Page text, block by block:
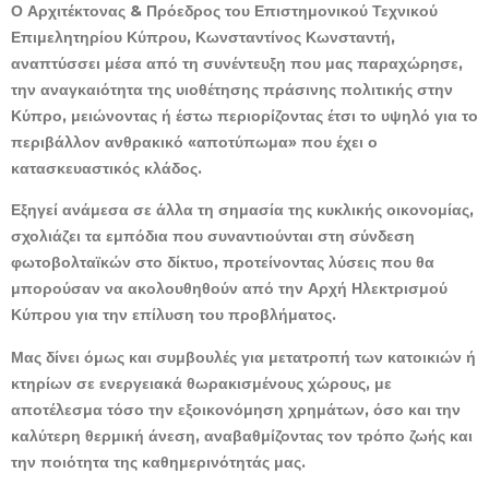
Ο Αρχιτέκτονας & Πρόεδρος του Επιστημονικού Τεχνικού
Επιμελητηρίου Κύπρου, Κωνσταντίνος Κωνσταντή,
αναπτύσσει μέσα από τη συνέντευξη που μας παραχώρησε,
την αναγκαιότητα της υιοθέτησης πράσινης πολιτικής στην
Κύπρο, μειώνοντας ή έστω περιορίζοντας έτσι το υψηλό για το
περιβάλλον ανθρακικό «αποτύπωμα» που έχει ο
κατασκευαστικός κλάδος.
Εξηγεί ανάμεσα σε άλλα τη σημασία της κυκλικής οικονομίας,
σχολιάζει τα εμπόδια που συναντιούνται στη σύνδεση
φωτοβολταϊκών στο δίκτυο, προτείνοντας λύσεις που θα
μπορούσαν να ακολουθηθούν από την Αρχή Ηλεκτρισμού
Κύπρου για την επίλυση του προβλήματος.
Μας δίνει όμως και συμβουλές για μετατροπή των κατοικιών ή
κτηρίων σε ενεργειακά θωρακισμένους χώρους, με
αποτέλεσμα τόσο την εξοικονόμηση χρημάτων, όσο και την
καλύτερη θερμική άνεση, αναβαθμίζοντας τον τρόπο ζωής και
την ποιότητα της καθημερινότητάς μας.